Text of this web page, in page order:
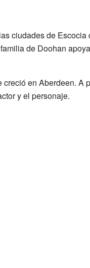
ciudades de
de Doohan
en Aberdeen.
y el personaje.